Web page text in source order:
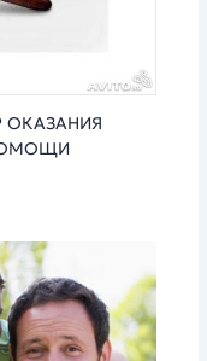
ОКАЗАНИЯ